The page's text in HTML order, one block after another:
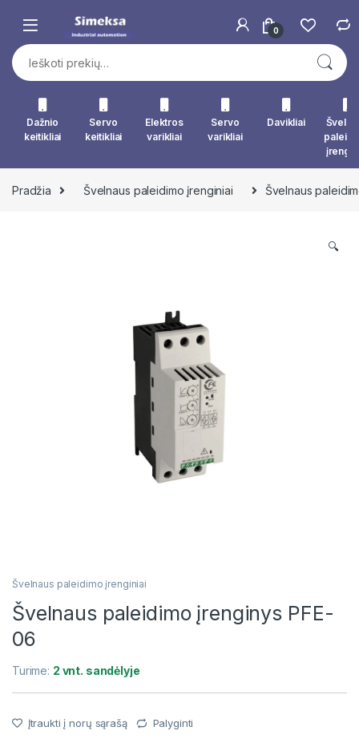
0
Ieškoti:
Dažnio
keitikliai
Servo
keitikliai
Elektros
varikliai
Servo
varikliai
Davikliai
Pradžia Švelnaus paleidimo įrenginiai Švelnaus
🔍
Švelnaus paleidimo įrenginiai
Švelnaus paleidimo įrenginys PFE-
06
Turime: 2 vnt. sandėlyje
Įtraukti į norų sąrašą Palyginti